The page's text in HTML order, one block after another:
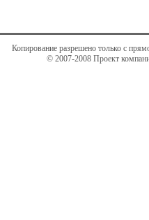
Копирование разрешено только с
© 2007-2008 Проект